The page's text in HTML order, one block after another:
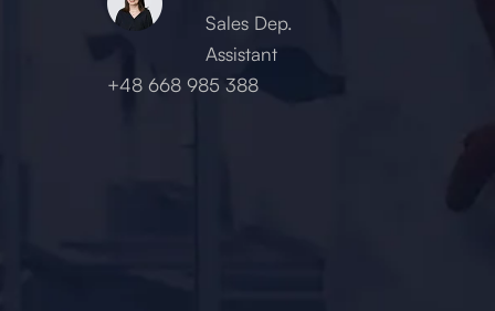
Sales Dep.
Assistant
+48 668 985 388